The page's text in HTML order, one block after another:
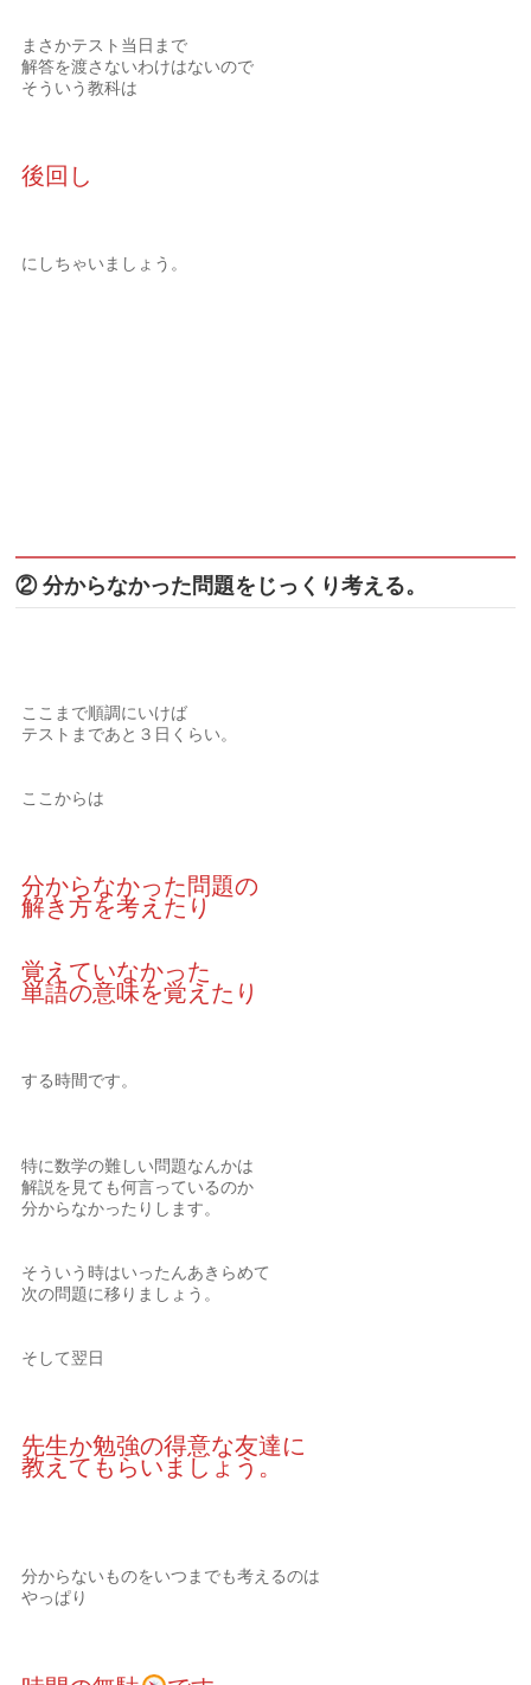
まさかテスト当日まで
解答を渡さないわけはないので
そういう教科は
後回し
にしちゃいましょう。
② 分からなかった問題をじっくり考える。
ここまで順調にいけば
テストまであと３日くらい。
ここからは
分からなかった問題の
解き方を考えたり
覚えていなかった
単語の意味を覚えたり
する時間です。
特に数学の難しい問題なんかは
解説を見ても何言っているのか
分からなかったりします。
そういう時はいったんあきらめて
次の問題に移りましょう。
そして翌日
先生か勉強の得意な友達に
教えてもらいましょう。
分からないものをいつまでも考えるのは
やっぱり